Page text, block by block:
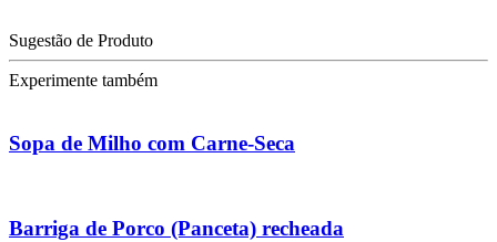
Sugestão de Produto
Experimente também
Sopa de Milho com Carne-Seca
Barriga de Porco (Panceta) recheada